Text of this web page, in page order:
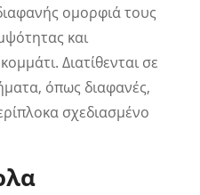
ομορφιά τους
και
Διατίθενται σε
όπως διαφανές,
σχεδιασμένο